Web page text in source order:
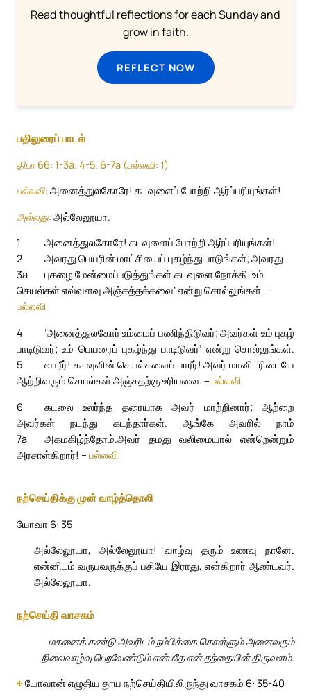
Read thoughtful reflections for each Sunday and
grow in faith.
REFLECT NOW
பதிலுரைப் பாடல்
திபா 66: 1-3a. 4-5. 6-7a (பல்லவி: 1)
பல்லவி: அனைத்துலகோரே! கடவுளைப் போற்றி ஆர்ப்பரியுங்கள்!
அல்லது: அல்லேலூயா.
1
அனைத்துலகோரே! கடவுளைப் போற்றி ஆர்ப்பரியுங்கள்!
2
அவரது பெயரின் மாட்சியைப் புகழ்ந்து பாடுங்கள்; அவரது
புகழை மேன்மைப்படுத்துங்கள்.
3a
கடவுளை நோக்கி ‘உம்
செயல்கள் எவ்வளவு அஞ்சத்தக்கவை’ என்று சொல்லுங்கள். –
பல்லவி
4
‘அனைத்துலகோர் உம்மைப் பணிந்திடுவர்; அவர்கள் உம் புகழ்
பாடிடுவர்; உம் பெயரைப் புகழ்ந்து பாடிடுவர்’ என்று சொல்லுங்கள்.
5
வாரீர்! கடவுளின் செயல்களைப் பாரீர்! அவர் மானிடரிடையே
ஆற்றிவரும் செயல்கள் அஞ்சுதற்கு உரியவை. – பல்லவி
6
கடலை உலர்ந்த தரையாக அவர் மாற்றினார்; ஆற்றை
அவர்கள் நடந்து கடந்தார்கள். ஆங்கே அவரில் நாம்
அகமகிழ்ந்தோம்.
7a
அவர் தமது வலிமையால் என்றென்றும்
அரசாள்கிறார்! – பல்லவி
நற்செய்திக்கு முன் வாழ்த்தொலி
யோவா 6: 35
அல்லேலூயா, அல்லேலூயா! வாழ்வு தரும் உணவு நானே.
என்னிடம் வருபவருக்குப் பசியே இராது, என்கிறார் ஆண்டவர்.
அல்லேலூயா.
நற்செய்தி வாசகம்
மகனைக் கண்டு அவரிடம் நம்பிக்கை கொள்ளும் அனைவரும்
நிலைவாழ்வு பெறவேண்டும் என்பதே என் தந்தையின் திருவுளம்.
✠யோவான் எழுதிய தூய நற்செய்தியிலிருந்து வாசகம் 6: 35-40